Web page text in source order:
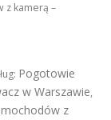
z kamerą –
Pogotowie
w Warszawie,
z